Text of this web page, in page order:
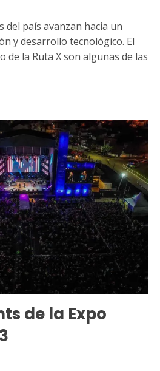
del país avanzan hacia un
y desarrollo tecnológico. El
de la Ruta X son algunas de las
de la Expo